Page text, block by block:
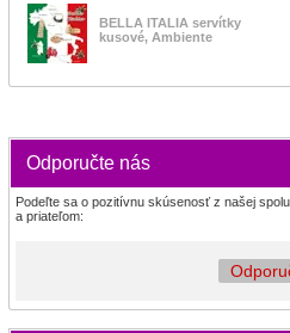
BELLA ITALIA servítky
kusové, Ambiente
Odporučte nás
Podeľte sa o pozitívnu skúsenosť z našej
a priateľom: